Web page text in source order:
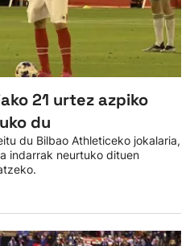
21 urtez azpiko
du
du Bilbao Athleticeko jokalaria,
indarrak neurtuko dituen